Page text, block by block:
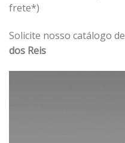
frete*)
Solicite nosso catálogo de
dos Reis